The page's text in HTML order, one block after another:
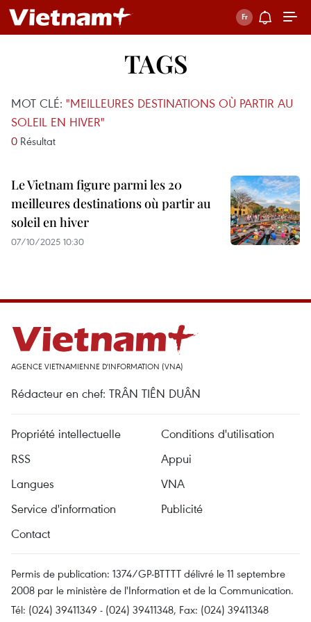
TAGS
MOT CLÉ: "MEILLEURES DESTINATIONS OÙ PARTIR AU
SOLEIL EN HIVER"
0 Résultat
Le Vietnam figure parmi les 20
meilleures destinations où partir au
soleil en hiver
07/10/2025 10:30
AGENCE VIETNAMIENNE D'INFORMATION (VNA)
Rédacteur en chef: TRÂN TIÊN DUÂN
Propriété intellectuelle
Conditions d'utilisation
RSS
Appui
Langues
VNA
Service d'information
Publicité
Contact
Permis de publication: 1374/GP-BTTTT délivré le 11 septembre
2008 par le ministère de l'Information et de la Communication.
Tél: (024) 39411349 - (024) 39411348, Fax: (024) 39411348